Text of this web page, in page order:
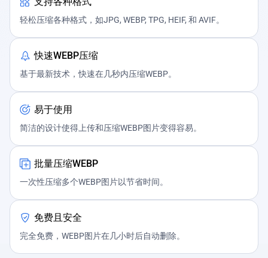
轻松压缩各种格式，如JPG, WEBP, TPG, HEIF, 和 AVIF。
快速WEBP压缩
基于最新技术，快速在几秒内压缩WEBP。
易于使用
简洁的设计使得上传和压缩WEBP图片变得容易。
批量压缩WEBP
一次性压缩多个WEBP图片以节省时间。
免费且安全
完全免费，WEBP图片在几小时后自动删除。